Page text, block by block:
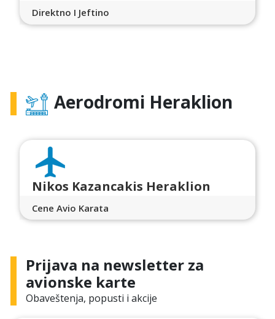
Direktno I Jeftino
Aerodromi Heraklion
Nikos Kazancakis Heraklion
Cene Avio Karata
Prijava na newsletter za
avionske karte
Obaveštenja, popusti i akcije